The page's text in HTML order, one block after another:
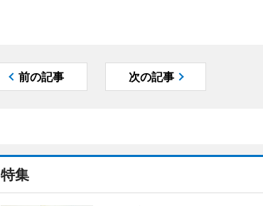
前の記事 次の記事
特集